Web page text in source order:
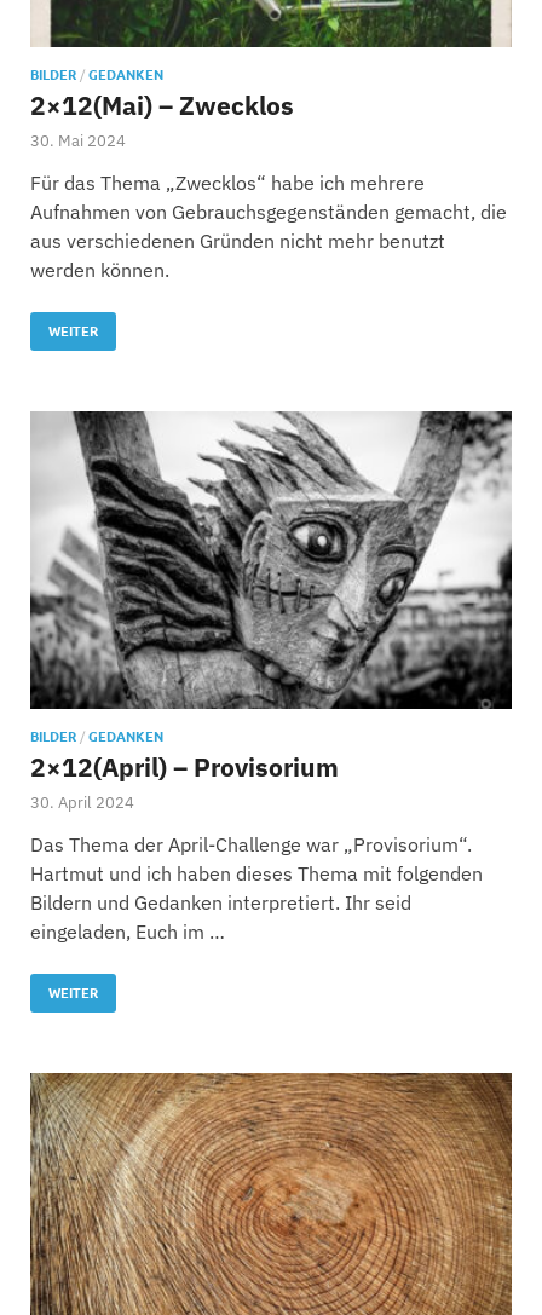
BILDER / GEDANKEN
2×12(Mai) – Zwecklos
30. Mai 2024
Für das Thema „Zwecklos“ habe ich mehrere
Aufnahmen von Gebrauchsgegenständen gemacht, die
aus verschiedenen Gründen nicht mehr benutzt
werden können.
WEITER
BILDER / GEDANKEN
2×12(April) – Provisorium
30. April 2024
Das Thema der April-Challenge war „Provisorium“.
Hartmut und ich haben dieses Thema mit folgenden
Bildern und Gedanken interpretiert. Ihr seid
eingeladen, Euch im …
WEITER